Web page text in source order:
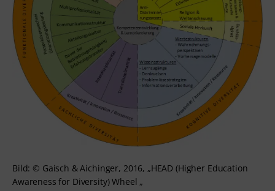
Bild: © Gaisch & Aichinger, 2016, „HEAD (Higher Education
Awareness for Diversity) Wheel „